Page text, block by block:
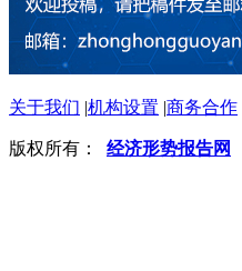
关于我们 |机构设置 |商务合作
版权所有： 经济形势报告网